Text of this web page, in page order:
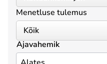
Menetluse tulemus
Ajavahemik